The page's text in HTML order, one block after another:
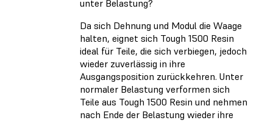
unter Belastung?
Da sich Dehnung und Modul die Waage
halten, eignet sich Tough 1500 Resin
ideal für Teile, die sich verbiegen, jedoch
wieder zuverlässig in ihre
Ausgangsposition zurückkehren. Unter
normaler Belastung verformen sich
Teile aus Tough 1500 Resin und nehmen
nach Ende der Belastung wieder ihre